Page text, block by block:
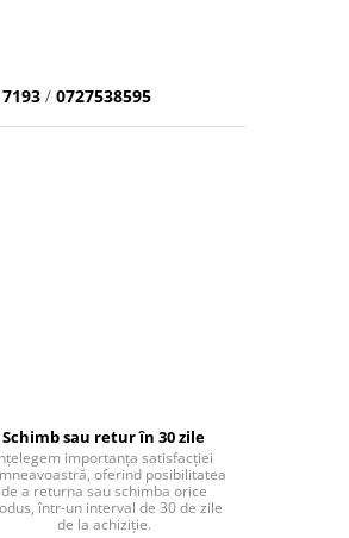
/ 0727538595
Schimb sau retur în 30 zile
importanța satisfacției
oferind posibilitatea
de a returna sau schimba orice
într-un interval de 30 de zile
de la achiziție.